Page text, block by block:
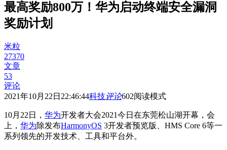
最高奖励800万！华为启动终端安全漏洞
奖励计划
米粒
27370
文章
53
评论
2021年10月22日22:46:44科技评论602阅读模式
10月22日， 华为开发者大会2021今日在东莞松山湖开幕，会
上， 华为除发布HarmonyOS 3开发者预览版、HMS Core 6等一
系列领先的开发技术、工具和平台外。